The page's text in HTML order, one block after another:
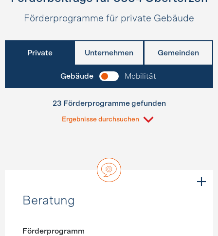
Förderprogramme für private Gebäude
Private Unternehmen Gemeinden
Gebäude Mobilität
23 Förderprogramme gefunden
Ergebnisse durchsuchen
Beratung
Förderprogramm